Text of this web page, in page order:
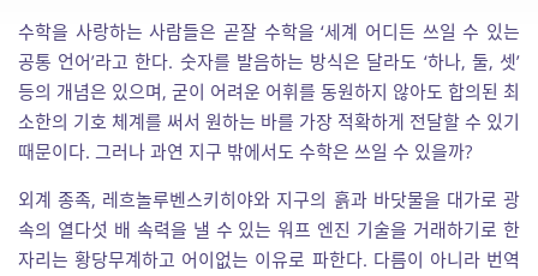
수학을 사랑하는 사람들은 곧잘 수학을 ‘세계 어디든 쓰일 수 있는
공통 언어’라고 한다. 숫자를 발음하는 방식은 달라도 ‘하나, 둘, 셋’
등의 개념은 있으며, 굳이 어려운 어휘를 동원하지 않아도 합의된 최
소한의 기호 체계를 써서 원하는 바를 가장 적확하게 전달할 수 있기
때문이다. 그러나 과연 지구 밖에서도 수학은 쓰일 수 있을까?
외계 종족, 레흐놀루벤스키히야와 지구의 흙과 바닷물을 대가로 광
속의 열다섯 배 속력을 낼 수 있는 워프 엔진 기술을 거래하기로 한
자리는 황당무계하고 어이없는 이유로 파한다. 다름이 아니라 번역